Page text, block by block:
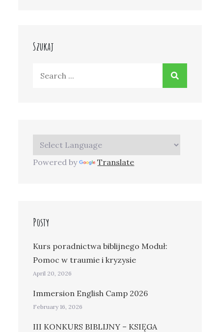
Szukaj
Powered by Translate
Posty
Kurs poradnictwa biblijnego Moduł:
Pomoc w traumie i kryzysie
April 20, 2026
Immersion English Camp 2026
February 16, 2026
III KONKURS BIBLIJNY – KSIĘGA